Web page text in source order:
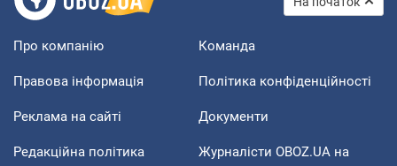
Про компанію Команда
Правова інформація Політика конфіденційності
Реклама на сайті Документи
Редакційна політика
Журналісти OBOZ.UA на